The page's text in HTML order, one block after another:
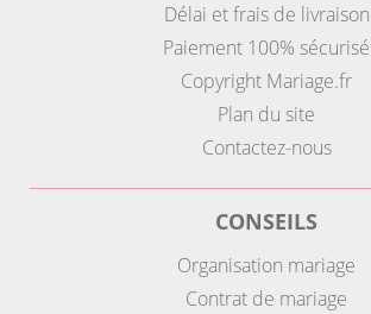
Délai et frais de livraison
Paiement 100% sécurisé
Copyright Mariage.fr
Plan du site
Contactez-nous
CONSEILS
Organisation mariage
Contrat de mariage